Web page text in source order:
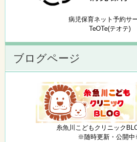
病児保育ネット予約サ
TeOTe(テオテ)
ブログページ
糸魚川こどもクリニック
※随時更新・公開